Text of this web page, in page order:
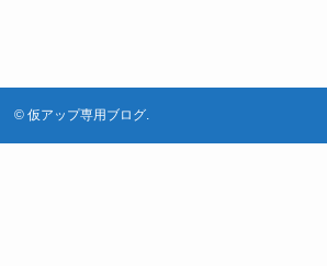
©仮アップ専用ブログ.